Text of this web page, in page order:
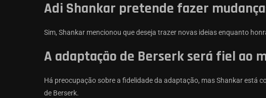
Adi Shankar pretende fazer
Sim, Shankar mencionou que deseja trazer novas ideias enquanto
A adaptação de Berserk será fiel ao
Há preocupação sobre a fidelidade da adaptação, mas Shankar está
de Berserk.